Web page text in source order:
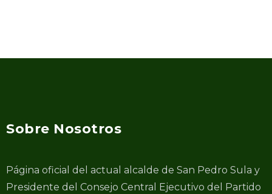
Sobre Nosotros
Página oficial del actual alcalde de San Pedro Sula y
Presidente del Consejo Central Ejecutivo del Partido